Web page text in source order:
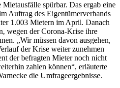
spürbar. Das ergab eine
Auftrag des Eigentümerverbands
1.003 Mietern im April. Danach
wegen der Corona-Krise ihre
„Wir müssen davon ausgehen,
der Krise weiter zunehmen
der befragten Mieter noch nicht
zahlen können“, erläuterte
die Umfrageergebnisse.